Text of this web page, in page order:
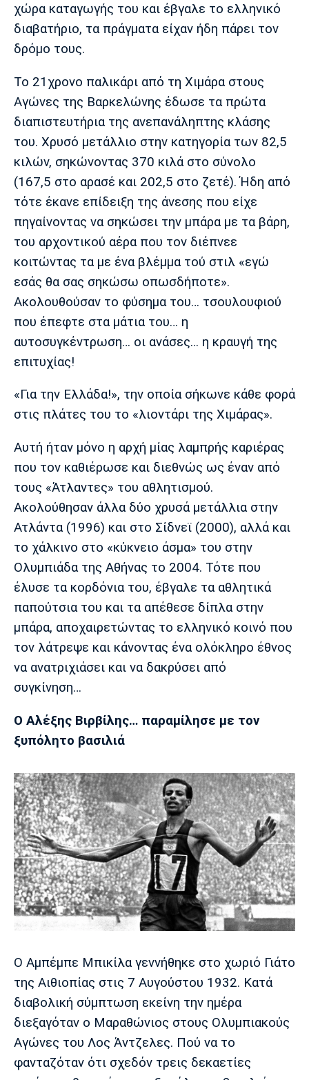
χώρα καταγωγής του και έβγαλε το ελληνικό
διαβατήριο, τα πράγματα είχαν ήδη πάρει τον
δρόμο τους.
Το 21χρονο παλικάρι από τη Χιμάρα στους
Αγώνες της Βαρκελώνης έδωσε τα πρώτα
διαπιστευτήρια της ανεπανάληπτης κλάσης
του. Χρυσό μετάλλιο στην κατηγορία των 82,5
κιλών, σηκώνοντας 370 κιλά στο σύνολο
(167,5 στο αρασέ και 202,5 στο ζετέ). Ήδη από
τότε έκανε επίδειξη της άνεσης που είχε
πηγαίνοντας να σηκώσει την μπάρα με τα βάρη,
του αρχοντικού αέρα που τον διέπνεε
κοιτώντας τα με ένα βλέμμα τού στιλ «εγώ
εσάς θα σας σηκώσω οπωσδήποτε».
Ακολουθούσαν το φύσημα του… τσουλουφιού
που έπεφτε στα μάτια του… η
αυτοσυγκέντρωση… οι ανάσες… η κραυγή της
επιτυχίας!
«Για την Ελλάδα!», την οποία σήκωνε κάθε φορά
στις πλάτες του το «λιοντάρι της Χιμάρας».
Αυτή ήταν μόνο η αρχή μίας λαμπρής καριέρας
που τον καθιέρωσε και διεθνώς ως έναν από
τους «Άτλαντες» του αθλητισμού.
Ακολούθησαν άλλα δύο χρυσά μετάλλια στην
Ατλάντα (1996) και στο Σίδνεϊ (2000), αλλά και
το χάλκινο στο «κύκνειο άσμα» του στην
Ολυμπιάδα της Αθήνας το 2004. Τότε που
έλυσε τα κορδόνια του, έβγαλε τα αθλητικά
παπούτσια του και τα απέθεσε δίπλα στην
μπάρα, αποχαιρετώντας το ελληνικό κοινό που
τον λάτρεψε και κάνοντας ένα ολόκληρο έθνος
να ανατριχιάσει και να δακρύσει από
συγκίνηση…
Ο Αλέξης Βιρβίλης… παραμίλησε με τον
ξυπόλητο βασιλιά
Ο Αμπέμπε Μπικίλα γεννήθηκε στο χωριό Γιάτο
της Αιθιοπίας στις 7 Αυγούστου 1932. Κατά
διαβολική σύμπτωση εκείνη την ημέρα
διεξαγόταν ο Μαραθώνιος στους Ολυμπιακούς
Αγώνες του Λος Άντζελες. Πού να το
φανταζόταν ότι σχεδόν τρεις δεκαετίες